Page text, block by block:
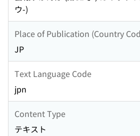
ウ-)
Place of Publication (Country
JP
Text Language Code
jpn
Content Type
テキスト